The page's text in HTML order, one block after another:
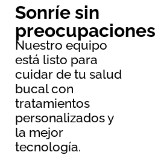
Sonríe sin
preocupaciones
Nuestro equipo
está listo para
cuidar de tu salud
bucal con
tratamientos
personalizados y
la mejor
tecnología.